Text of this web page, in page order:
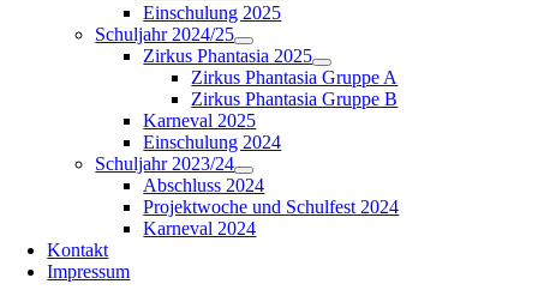
Einschulung 2025
Schuljahr 2024/25
Zirkus Phantasia 2025
Zirkus Phantasia Gruppe A
Zirkus Phantasia Gruppe B
Karneval 2025
Einschulung 2024
Schuljahr 2023/24
Abschluss 2024
Projektwoche und Schulfest 2024
Karneval 2024
Kontakt
Impressum